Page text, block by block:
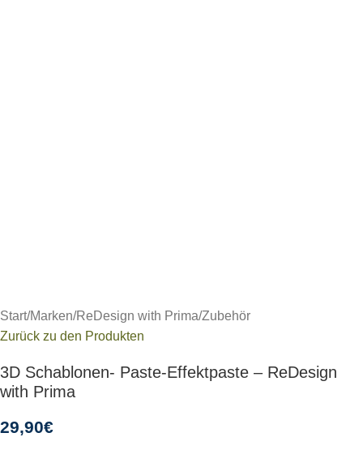
Start/Marken/ReDesign with Prima/Zubehör
Zurück zu den Produkten
3D Schablonen- Paste-Effektpaste – ReDesign
with Prima
29,90€